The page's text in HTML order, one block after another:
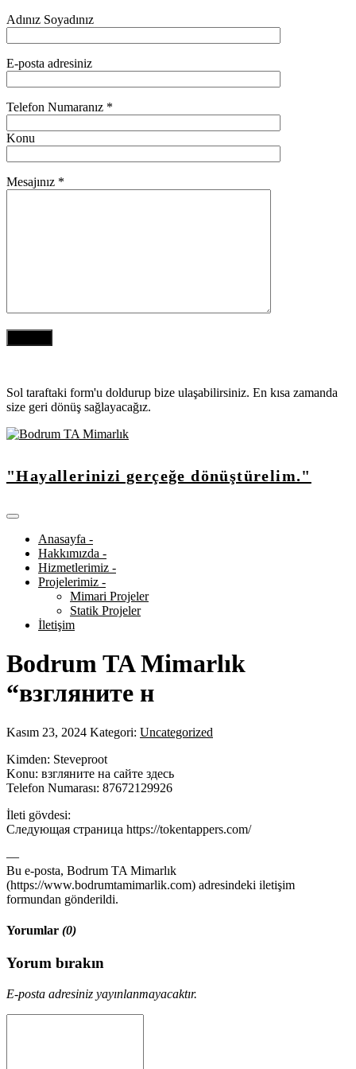
Adınız Soyadınız
E-posta adresiniz
Telefon Numaranız *
Konu
Mesajınız *
Sol taraftaki form'u doldurup bize ulaşabilirsiniz. En kısa zamanda
size geri dönüş sağlayacağız.
"Hayallerinizi gerçeğe dönüştürelim."
Anasayfa -
Hakkımızda -
Hizmetlerimiz -
Projelerimiz -
Mimari Projeler
Statik Projeler
İletişim
Bodrum TA Mimarlık
“взгляните н
Kasım 23, 2024 Kategori: Uncategorized
Kimden: Steveproot
Konu: взгляните на сайте здесь
Telefon Numarası: 87672129926
İleti gövdesi:
Следующая страница https://tokentappers.com/
—
Bu e-posta, Bodrum TA Mimarlık
(https://www.bodrumtamimarlik.com) adresindeki iletişim
formundan gönderildi.
Yorumlar (0)
Yorum bırakın
E-posta adresiniz yayınlanmayacaktır.